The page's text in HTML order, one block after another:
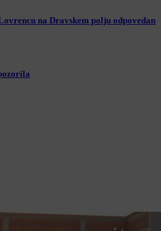
na Dravskem polju odpovedan